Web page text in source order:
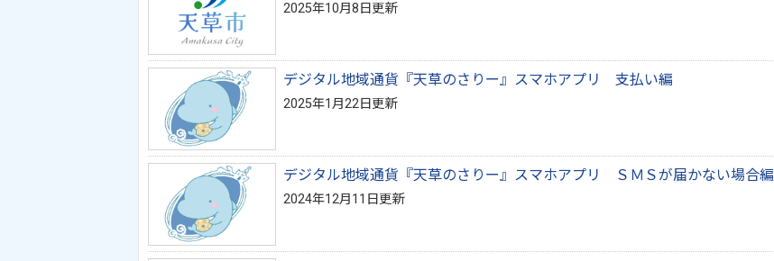
2025年10月8日更新
デジタル地域通貨『天草のさりー』スマホアプリ 支払い編
2025年1月22日更新
デジタル地域通貨『天草のさりー』スマホアプリ ＳＭＳが届かない場合編
2024年12月11日更新